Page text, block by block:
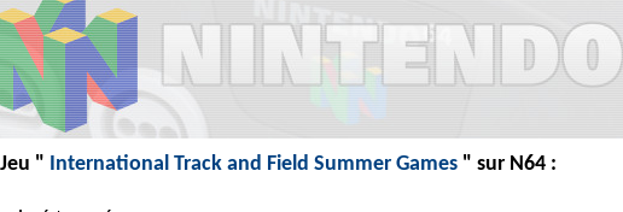
" International Track and Field Summer Games " sur N64 :